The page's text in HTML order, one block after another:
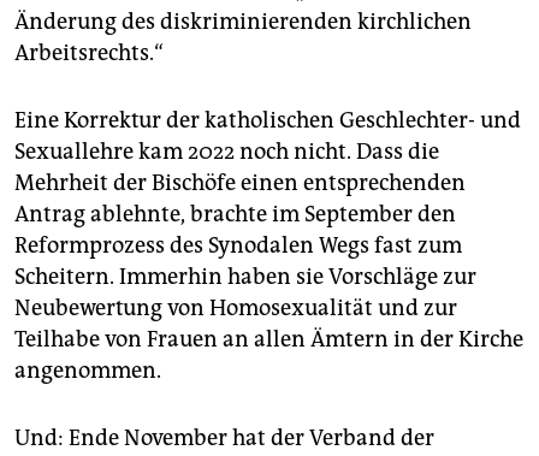
Änderung des diskriminierenden kirchlichen
Arbeitsrechts.“
Eine Korrektur der katholischen Geschlechter- und
Sexuallehre kam 2022 noch nicht. Dass die
Mehrheit der Bischöfe einen entsprechenden
Antrag ablehnte, brachte im September den
Reformprozess des Synodalen Wegs fast zum
Scheitern. Immerhin haben sie Vorschläge zur
Neubewertung von Homosexualität und zur
Teilhabe von Frauen an allen Ämtern in der Kirche
angenommen.
Und: Ende November hat der Verband der